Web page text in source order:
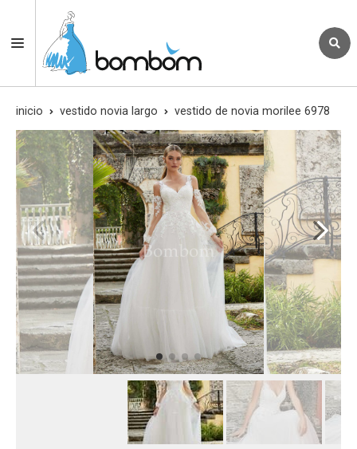
inicio vestido novia largo vestido de novia morilee 6978